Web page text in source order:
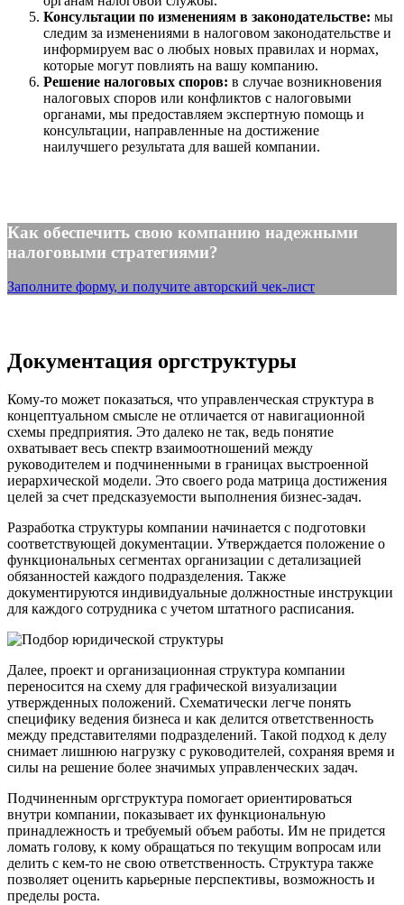
Консультации по изменениям в законодательстве: мы
следим за изменениями в налоговом законодательстве и
информируем вас о любых новых правилах и нормах,
которые могут повлиять на вашу компанию.
Решение налоговых споров: в случае возникновения
налоговых споров или конфликтов с налоговыми
органами, мы предоставляем экспертную помощь и
консультации, направленные на достижение
наилучшего результата для вашей компании.
Как обеспечить свою компанию надежными
налоговыми стратегиями?
Заполните форму, и получите авторский чек-лист
Документация оргструктуры
Кому-то может показаться, что управленческая структура в
концептуальном смысле не отличается от навигационной
схемы предприятия. Это далеко не так, ведь понятие
охватывает весь спектр взаимоотношений между
руководителем и подчиненными в границах выстроенной
иерархической модели. Это своего рода матрица достижения
целей за счет предсказуемости выполнения бизнес-задач.
Разработка структуры компании начинается с подготовки
соответствующей документации. Утверждается положение о
функциональных сегментах организации с детализацией
обязанностей каждого подразделения. Также
документируются индивидуальные должностные инструкции
для каждого сотрудника с учетом штатного расписания.
Далее, проект и организационная структура компании
переносится на схему для графической визуализации
утвержденных положений. Схематически легче понять
специфику ведения бизнеса и как делится ответственность
между представителями подразделений. Такой подход к делу
снимает лишнюю нагрузку с руководителей, сохраняя время и
силы на решение более значимых управленческих задач.
Подчиненным оргструктура помогает ориентироваться
внутри компании, показывает их функциональную
принадлежность и требуемый объем работы. Им не придется
ломать голову, к кому обращаться по текущим вопросам или
делить с кем-то не свою ответственность. Структура также
позволяет оценить карьерные перспективы, возможность и
пределы роста.